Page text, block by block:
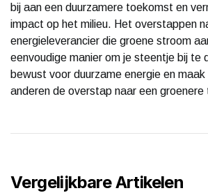
bij aan een duurzamere toekomst en
impact op het milieu. Het overstappen
energieleverancier die groene stroom
eenvoudige manier om je steentje bij te
bewust voor duurzame energie en
anderen de overstap naar een
Vergelijkbare Artikelen